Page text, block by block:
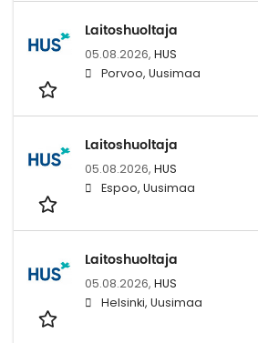
Laitoshuoltaja
05.08.2026, HUS
Porvoo, Uusimaa
Laitoshuoltaja
05.08.2026, HUS
Espoo, Uusimaa
Laitoshuoltaja
05.08.2026, HUS
Helsinki, Uusimaa